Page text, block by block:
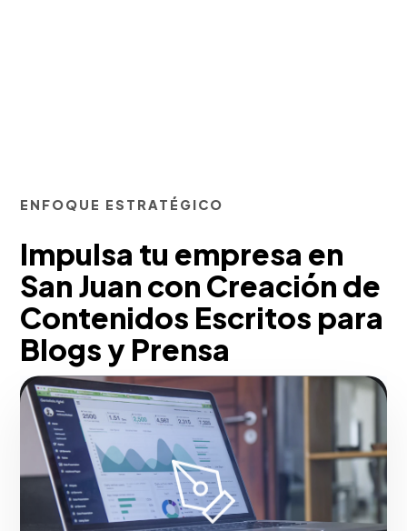
ENFOQUE ESTRATÉGICO
Impulsa tu empresa en
San Juan con Creación de
Contenidos Escritos para
Blogs y Prensa
Con nuestra metodología, desarrollamos
redacción corporativa persuasiva
(Copywriting) y artículos estructurados
mediante metodologías Inbound y SEO
de cola larga (Long-tail keywords).